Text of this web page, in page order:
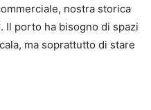
nostra storica
Il porto ha bisogno di spazi
ma soprattutto di stare